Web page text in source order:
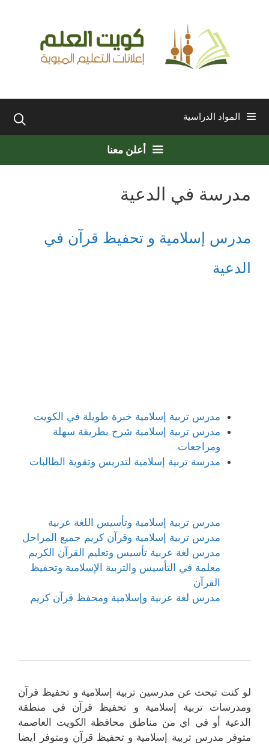
المواد الدراسية
أعلن معنا
مدرسة في الدعية
مدرس إسلامية و تحفيظ قرآن في
الدعية
مدرس تربية إسلامية خبرة طويلة في الكويت
مدرس تربية إسلامية شرح بطريقة سهلة
ومراجعات
مدرسة تربية إسلامية لتدريس وتقوية الطالبات
مدرس تربية إسلامية وتأسيس اللغة عربية
مدرس تربية إسلامية وقرآن كريم جميع المراحل
مدرس لغة عربية تأسيس وتعليم القرآن الكريم
معلمة في التأسيس والتربية الإسلامية وتحفيظ
القرآن
مدرس لغة عربية وإسلامية ومحفظ قرآن كريم
لو كنت تبحث عن مدرسين تربية إسلامية و تحفيظ قرآن
ومدرسات تربية إسلامية و تحفيظ قرآن في منطقة
الدعية أو في اي من مناطق محافظة الكويت العاصمة
متوفر مدرس تربية إسلامية و تحفيظ قرآن ومتوفر ايضا